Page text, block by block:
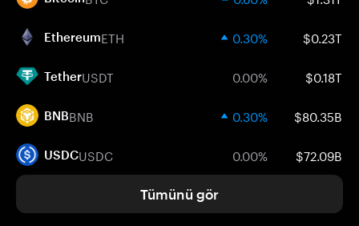
EthereumETH 0.30% $0.23T
TetherUSDT 0.00% $0.18T
BNBBNB 0.30% $80.35B
USDCUSDC 0.00% $72.09B
Tümünü gör